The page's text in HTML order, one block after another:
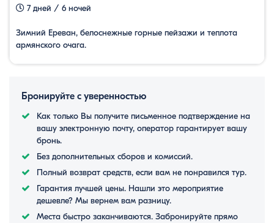
7 дней / 6 ночей
Зимний Ереван, белоснежные горные пейзажи и теплота
армянского очага.
Бронируйте с уверенностью
Как только Вы получите письменное подтверждение на
вашу электронную почту, оператор гарантирует вашу
бронь.
Без дополнительных сборов и комиссий.
Полный возврат средств, если вам не понравился тур.
Гарантия лучшей цены. Нашли это мероприятие
дешевле? Мы вернем вам разницу.
Места быстро заканчиваются. Забронируйте прямо